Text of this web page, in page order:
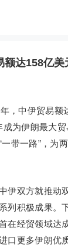
额达158亿
，中伊贸易额
成为伊朗最大
带一路”，为
伊双方就推动
列积极成果。
在经贸领域达
口更多伊朗优